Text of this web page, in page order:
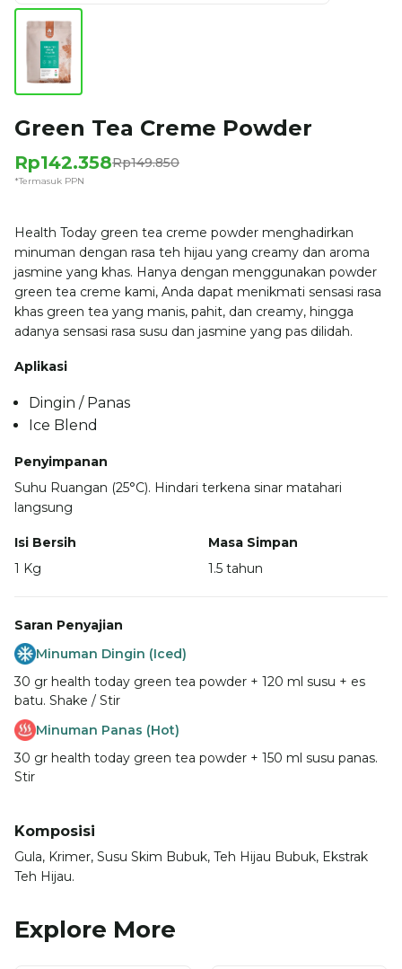
Green Tea Creme Powder
Rp142.358Rp149.850
*Termasuk PPN
Health Today green tea creme powder menghadirkan
minuman dengan rasa teh hijau yang creamy dan aroma
jasmine yang khas. Hanya dengan menggunakan powder
green tea creme kami, Anda dapat menikmati sensasi rasa
khas green tea yang manis, pahit, dan creamy, hingga
adanya sensasi rasa susu dan jasmine yang pas dilidah.
Aplikasi
Dingin / Panas
Ice Blend
Penyimpanan
Suhu Ruangan (25°C). Hindari terkena sinar matahari
langsung
Isi Bersih
1 Kg
Masa Simpan
1.5 tahun
Saran Penyajian
Minuman Dingin (Iced)
30 gr health today green tea powder + 120 ml susu + es
batu. Shake / Stir
Minuman Panas (Hot)
30 gr health today green tea powder + 150 ml susu panas.
Stir
Komposisi
Gula, Krimer, Susu Skim Bubuk, Teh Hijau Bubuk, Ekstrak
Teh Hijau.
Explore More